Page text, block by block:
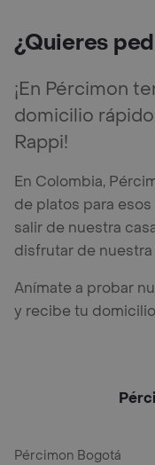
¿Quieres
¡En Pércimon
domicilio
Rappi!
En Colombia,
de platos para
salir de nuestra
disfrutar de
Anímate a probar
y recibe tu
Pércimon Bogotá